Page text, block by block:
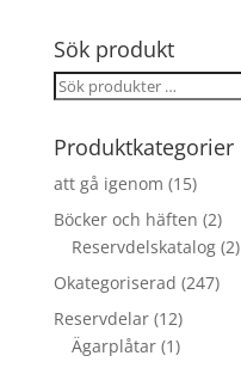
Sök produkt
Sök
Produktkategorier
att gå igenom (15)
Böcker och häften (2)
Reservdelskatalog (2)
Okategoriserad (247)
Reservdelar (12)
Ägarplåtar (1)